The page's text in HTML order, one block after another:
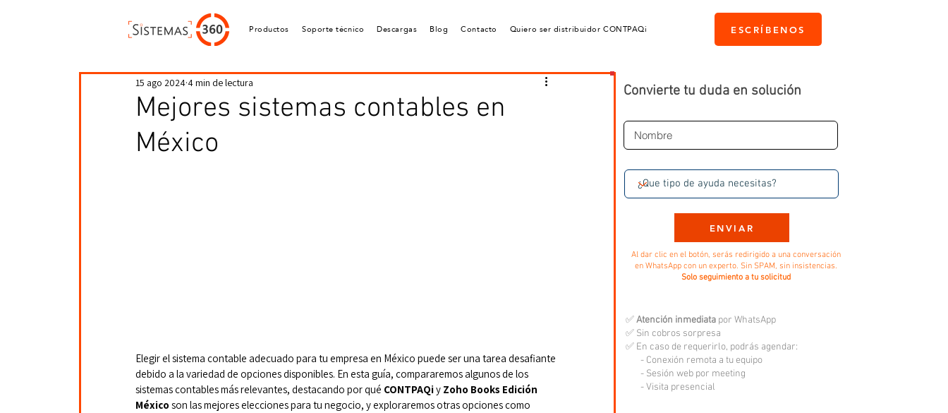
Productos Soporte técnico Descargas Blog Contacto Quiero ser distribuidor CONTPAQi ESCRÍBENOS
Mejores sistemas contables en
México
15 ago 2024 4 min de lectura
Elegir el sistema contable adecuado para tu empresa en México puede ser una tarea desafiante
debido a la variedad de opciones disponibles. En esta guía, compararemos algunos de los
sistemas contables más relevantes, destacando por qué CONTPAQi y Zoho Books Edición
México son las mejores elecciones para tu negocio, y exploraremos otras opciones como
Convierte tu duda en solución
ENVIAR
Al dar clic en el botón, serás redirigido a una conversación
en WhatsApp con un experto. Sin SPAM, sin insistencias.
Solo seguimiento a tu solicitud
✅Atención inmediata por WhatsApp
✅ Sin cobros sorpresa
✅ En caso de requerirlo, podrás agendar:
- Conexión remota a tu equipo
- Sesión web por meeting
- Visita presencial